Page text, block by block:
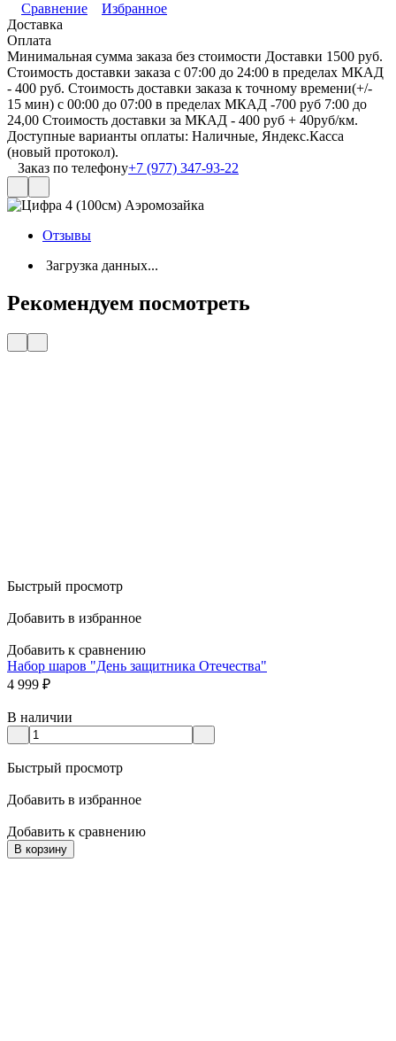
Сравнение
Избранное
Доставка
Оплата
Минимальная сумма заказа без стоимости Доставки 1500 руб.
Стоимость доставки заказа с 07:00 до 24:00 в пределах МКАД
- 400 руб. Стоимость доставки заказа к точному времени(+/-
15 мин) с 00:00 до 07:00 в пределах МКАД -700 руб 7:00 до
24,00 Стоимость доставки за МКАД - 400 руб + 40руб/км.
Доступные варианты оплаты: Наличные, Яндекс.Касса
(новый протокол).
Заказ по телефону+7 (977) 347-93-22
Отзывы
Загрузка данных...
Рекомендуем посмотреть
Быстрый просмотр
Добавить в избранное
Добавить к сравнению
Набор шаров "День защитника Отечества"
4 999 ₽
В наличии
Быстрый просмотр
Добавить в избранное
Добавить к сравнению
В корзину